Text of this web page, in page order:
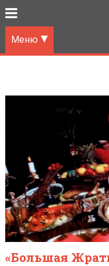
Меню
«Большая